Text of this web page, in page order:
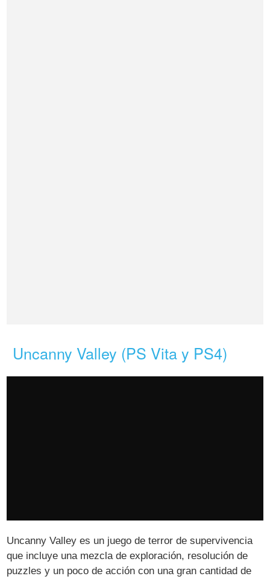
Uncanny Valley (PS Vita y PS4)
Uncanny Valley es un juego de terror de supervivencia
que incluye una mezcla de exploración, resolución de
puzzles y un poco de acción con una gran cantidad de